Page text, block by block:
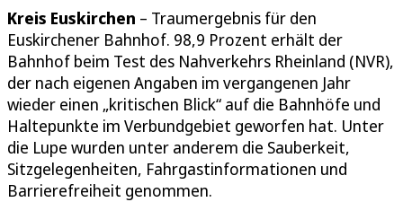
Kreis Euskirchen – Traumergebnis für den
Euskirchener Bahnhof. 98,9 Prozent erhält der
Bahnhof beim Test des Nahverkehrs Rheinland (NVR),
der nach eigenen Angaben im vergangenen Jahr
wieder einen „kritischen Blick“ auf die Bahnhöfe und
Haltepunkte im Verbundgebiet geworfen hat. Unter
die Lupe wurden unter anderem die Sauberkeit,
Sitzgelegenheiten, Fahrgastinformationen und
Barrierefreiheit genommen.